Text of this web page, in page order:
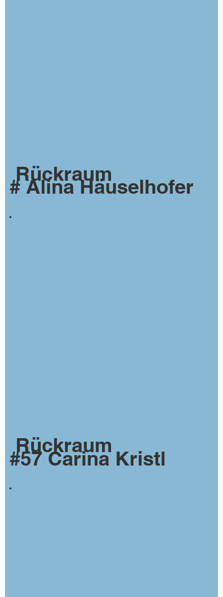
Rückraum
# Alina Häuselhofer
Rückraum
#57 Carina Kristl